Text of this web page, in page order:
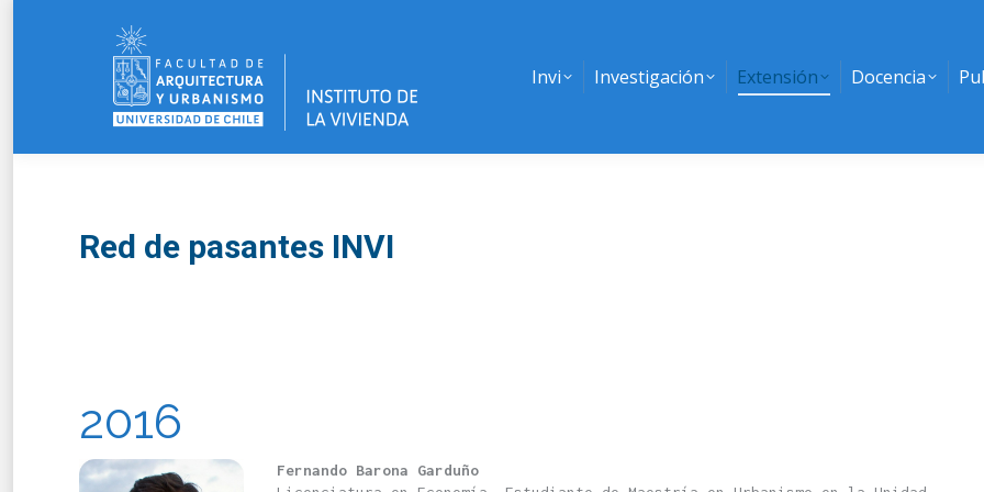
Invi Investigación Extensión Docencia
Red de pasantes INVI
2016
Fernando Barona Garduño